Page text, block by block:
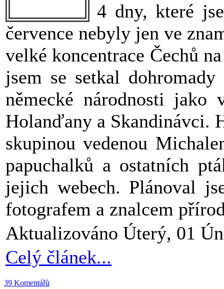
4 dny, které
července nebyly jen ve
velké koncentrace Čechů
jsem se setkal
německé národnosti jako
Holanďany a Skandinávci.
skupinou vedenou
papuchalků a ostatních
jejich webech. Plánoval
fotografem a znalcem
Aktualizováno Úterý, 01
Celý článek...
39 Komentářů